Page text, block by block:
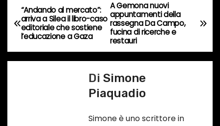
s
o
…
N
a
v
A Gemona nuovi
appuntamenti della
rassegna Da Campo,
fucina di ricerche e
restauri
“Andando al mercato”:
arriva a Silea il libro-caso
editoriale che sostiene
l’educazione a Gaza
Di Simone
Piaquadio
Simone è uno scrittore in